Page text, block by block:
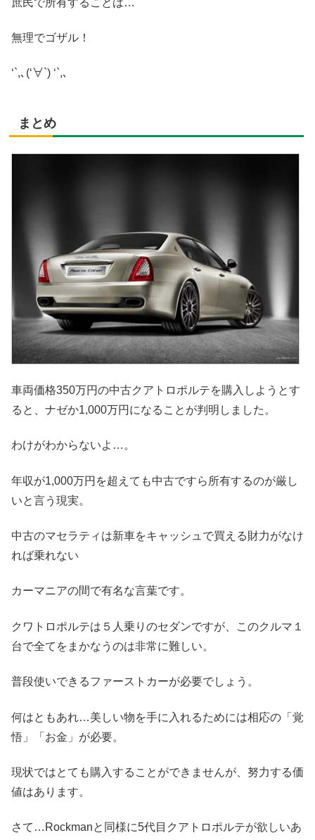
無理でゴザル！
‘`,､(‘∀`) ‘`,､
まとめ
車両価格350万円の中古クアトロポルテを購入しようとす
ると、ナゼか1,000万円 になることが判明しました。
わけがわからないよ…。
年収が1,000万円を超えても中古ですら所有するのが厳し
いと言う現実。
中古のマセラティは新車をキャッシュで買える財力がなけ
れば乗れない
カーマニアの間で有名な言葉です。
クワトロポルテは５人乗りのセダンですが、このクルマ１
台で全てをまかなうのは非常に難しい。
普段使いできるファーストカーが必要でしょう。
何はともあれ…美しい物を手に入れるためには相応の「覚
悟」「お金」が必要。
現状ではとても購入することができませんが、努力する価
値はあります。
さて…Rockmanと同様に5代目クアトロポルテが欲しいあ